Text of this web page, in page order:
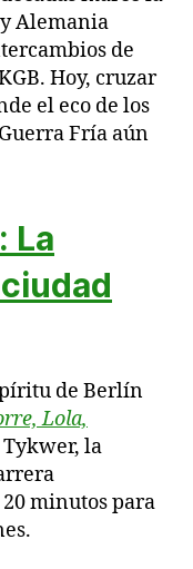
Alemania
de
Hoy, cruzar
el eco de los
Fría aún
La
de Berlín
Lola,
la
minutos para